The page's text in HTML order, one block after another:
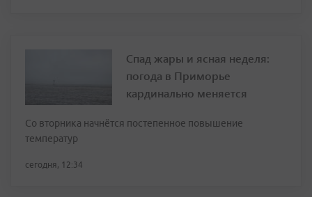
Спад жары и ясная неделя:
погода в Приморье
кардинально меняется
Со вторника начнётся постепенное повышение
температур
сегодня, 12:34